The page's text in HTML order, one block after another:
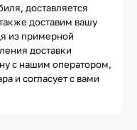
доставляется
доставим вашу
из примерной
доставки
с нашим оператором,
и согласует с вами